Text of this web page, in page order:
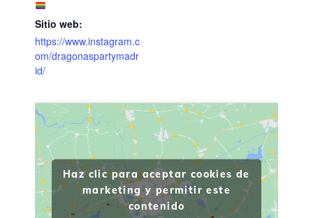
Sitio web:
https://www.instagram.c
om/dragonaspartymadr
id/
Haz clic para aceptar cookies de
marketing y permitir este
contenido